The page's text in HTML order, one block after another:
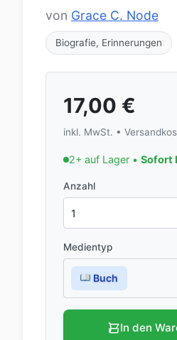
von Grace C. Node
Biografie, Erinnerungen
17,00 €
inkl. MwSt. •
2+ auf Lager • Sofort
Anzahl
Medientyp
Buch
In den